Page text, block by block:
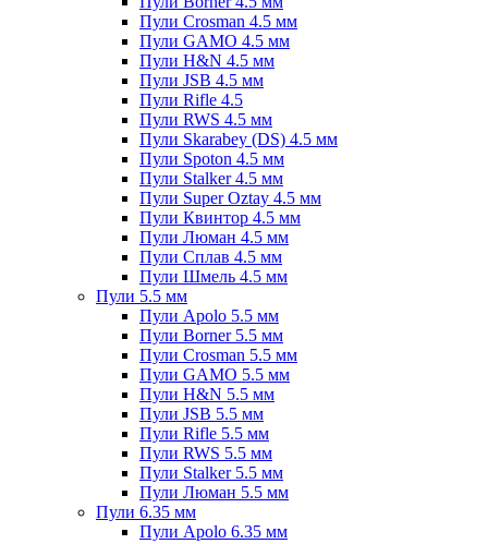
Пули Crosman 4.5 мм
Пули GAMO 4.5 мм
Пули H&N 4.5 мм
Пули JSB 4.5 мм
Пули Rifle 4.5
Пули RWS 4.5 мм
Пули Skarabey (DS) 4.5 мм
Пули Spoton 4.5 мм
Пули Stalker 4.5 мм
Пули Super Oztay 4.5 мм
Пули Квинтор 4.5 мм
Пули Люман 4.5 мм
Пули Сплав 4.5 мм
Пули Шмель 4.5 мм
Пули 5.5 мм
Пули Apolo 5.5 мм
Пули Borner 5.5 мм
Пули Crosman 5.5 мм
Пули GAMO 5.5 мм
Пули H&N 5.5 мм
Пули JSB 5.5 мм
Пули Rifle 5.5 мм
Пули RWS 5.5 мм
Пули Stalker 5.5 мм
Пули Люман 5.5 мм
Пули 6.35 мм
Пули Apolo 6.35 мм